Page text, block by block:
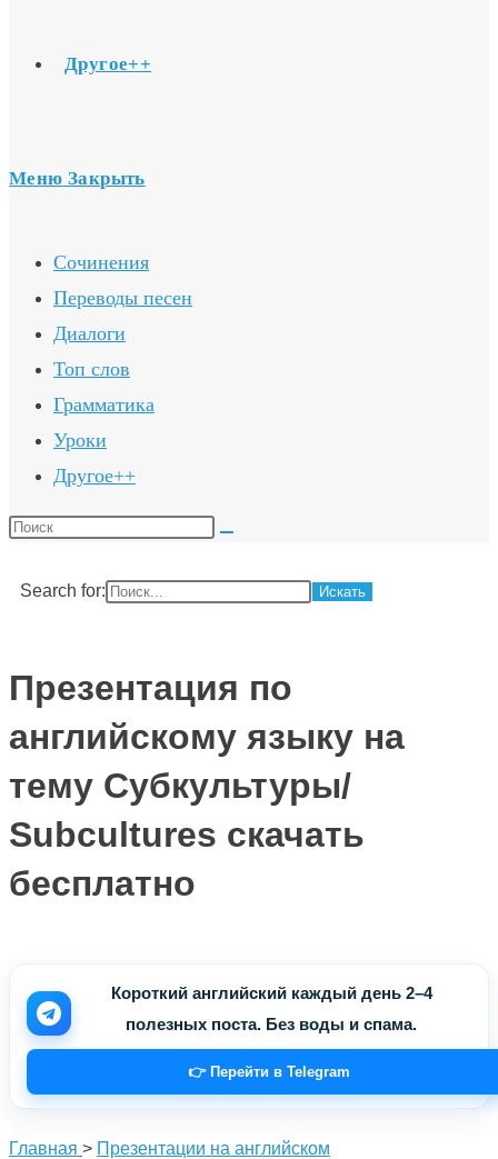
Другое++
Меню Закрыть
Сочинения
Переводы песен
Диалоги
Топ слов
Грамматика
Уроки
Другое++
Поиск
сайте
Search for:
Презентация по
английскому языку на
тему Субкультуры/
Subcultures скачать
бесплатно
Короткий английский каждый день 2–4
полезных поста. Без воды и спама.
👉 Перейти в Telegram
Главная > Презентации на английском